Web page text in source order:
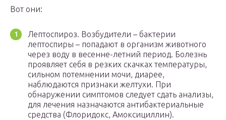
Вот они:
Лептоспироз. Возбудители – бактерии
лептоспиры – попадают в организм животного
через воду в весенне-летний период. Болезнь
проявляет себя в резких скачках температуры,
сильном потемнении мочи, диарее,
наблюдаются признаки желтухи. При
обнаружении симптомов следует сдать анализы,
для лечения назначаются антибактериальные
средства (Флоридокс, Амоксициллин).